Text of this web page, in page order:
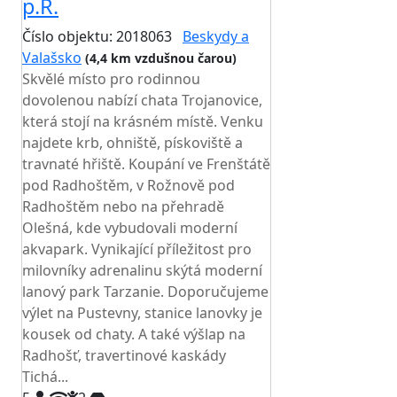
p.R.
Číslo objektu: 2018063 Beskydy a
Valašsko (4,4 km vzdušnou čarou)
Skvělé místo pro rodinnou
dovolenou nabízí chata Trojanovice,
která stojí na krásném místě. Venku
najdete krb, ohniště, pískoviště a
travnaté hřiště. Koupání ve Frenštátě
pod Radhoštěm, v Rožnově pod
Radhoštěm nebo na přehradě
Olešná, kde vybudovali moderní
akvapark. Vynikající příležitost pro
milovníky adrenalinu skýtá moderní
lanový park Tarzanie. Doporučujeme
výlet na Pustevny, stanice lanovky je
kousek od chaty. A také výšlap na
Radhošť, travertinové kaskády
Tichá...